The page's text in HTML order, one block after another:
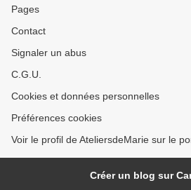
Pages
Contact
Signaler un abus
C.G.U.
Cookies et données personnelles
Préférences cookies
Voir le profil de AteliersdeMarie sur le
Créer un blog sur